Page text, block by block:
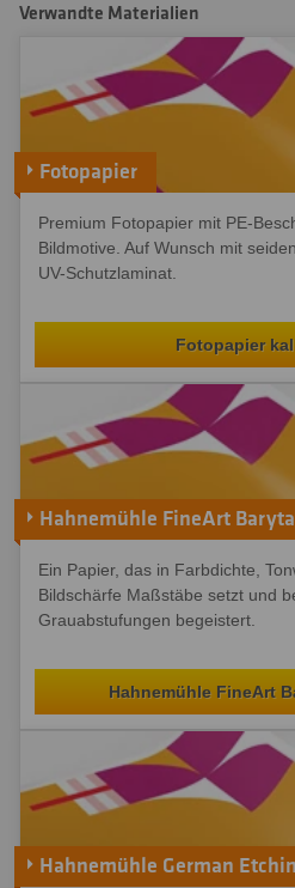
Verwandte Materialien
Fotopapier
Premium Fotopapier mit PE-
Bildmotive. Auf Wunsch mit
UV-Schutzlaminat.
Fotopapier
Hahnemühle FineArt Baryta
Ein Papier, das in Farbdichte,
Bildschärfe Maßstäbe setzt und
Grauabstufungen begeistert.
Hahnemühle FineArt
Hahnemühle German